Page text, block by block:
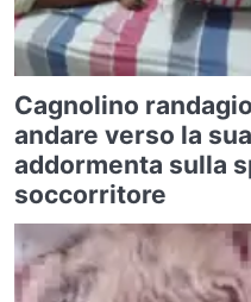
Cagnolino
andare verso la
addormenta sulla
soccorritore